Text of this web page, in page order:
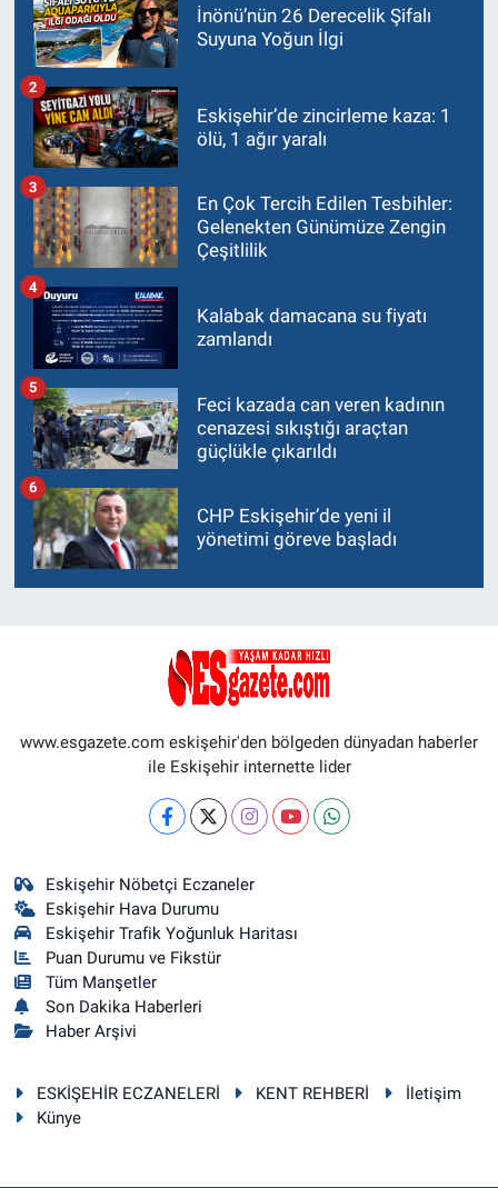
İnönü’nün 26 Derecelik Şifalı
Suyuna Yoğun İlgi
Eskişehir’de zincirleme kaza: 1
ölü, 1 ağır yaralı
2
En Çok Tercih Edilen Tesbihler:
Gelenekten Günümüze Zengin
Çeşitlilik
3
Kalabak damacana su fiyatı
zamlandı
4
Feci kazada can veren kadının
cenazesi sıkıştığı araçtan
güçlükle çıkarıldı
5
CHP Eskişehir’de yeni il
yönetimi göreve başladı
6
www.esgazete.com eskişehir'den bölgeden dünyadan haberler
ile Eskişehir internette lider
Eskişehir Nöbetçi Eczaneler
Eskişehir Hava Durumu
Eskişehir Trafik Yoğunluk Haritası
Puan Durumu ve Fikstür
Tüm Manşetler
Son Dakika Haberleri
Haber Arşivi
ESKİŞEHİR ECZANELERİ KENT REHBERİ
İletişim
Künye